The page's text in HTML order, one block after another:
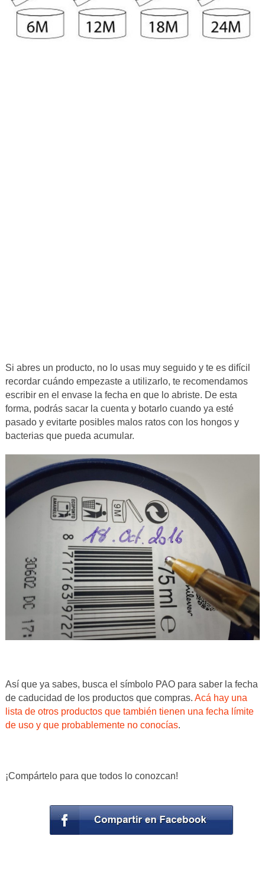
Si abres un producto, no lo usas muy seguido y te es difícil
recordar cuándo empezaste a utilizarlo, te recomendamos
escribir en el envase la fecha en que lo abriste. De esta
forma, podrás sacar la cuenta y botarlo cuando ya esté
pasado y evitarte posibles malos ratos con los hongos y
bacterias que pueda acumular.
Así que ya sabes, busca el símbolo PAO para saber la fecha
de caducidad de los productos que compras. Acá hay una
lista de otros productos que también tienen una fecha límite
de uso y que probablemente no conocías.
¡Compártelo para que todos lo conozcan!